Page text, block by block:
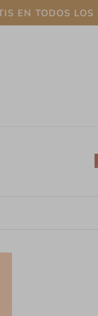
TODOS LOS